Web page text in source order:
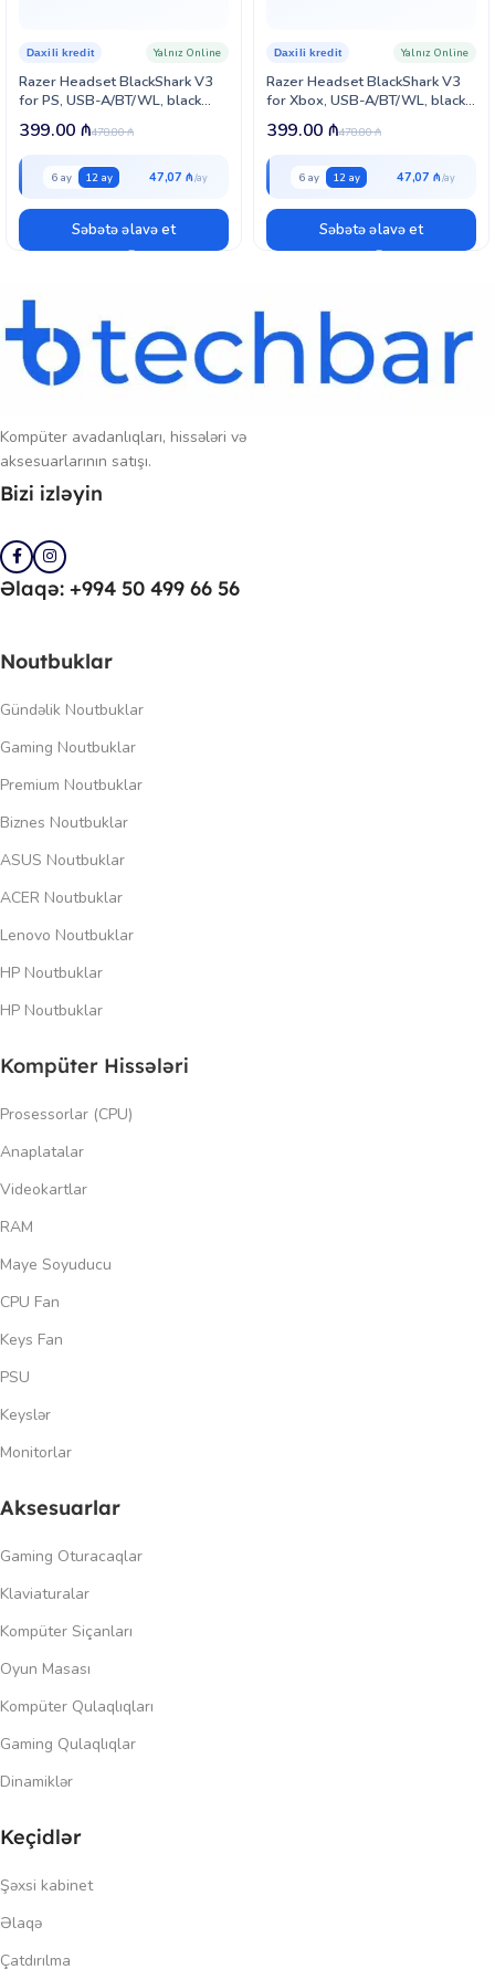
müasir bağlantı və estetik dizayn
axtaran istifadəçilər üçün ideal
seçimdir.
Razer Headset BlackShark V3
for PS, USB-A/BT/WL, black
(RZ04-05410300-R3G1)
Daxili kredit Yalnız Online
478.80₼
399.00 ₼
6 ay 12 ay 47,07 ₼
Səbətə əlavə et
Razer Headset BlackShark V3
for Xbox, USB-A/BT/WL, black
(RZ04-05410200-R3M1)
Daxili kredit Yalnız Online
478.80₼
399.00 ₼
6 ay 12 ay 47,07 ₼
Səbətə əlavə et
Kompüter avadanlıqları, hissələri və
aksesuarlarının satışı.
Bizi izləyin
Əlaqə: +994 50 499 66 56
Noutbuklar
Gündəlik Noutbuklar
Gaming Noutbuklar
Premium Noutbuklar
Biznes Noutbuklar
ASUS Noutbuklar
ACER Noutbuklar
Lenovo Noutbuklar
HP Noutbuklar
HP Noutbuklar
Kompüter Hissələri
Prosessorlar (CPU)
Anaplatalar
Videokartlar
RAM
Maye Soyuducu
CPU Fan
Keys Fan
PSU
Keyslər
Monitorlar
Aksesuarlar
Gaming Oturacaqlar
Klaviaturalar
Kompüter Siçanları
Oyun Masası
Kompüter Qulaqlıqları
Gaming Qulaqlıqlar
Dinamiklər
Keçidlər
Şəxsi kabinet
Əlaqə
Çatdırılma